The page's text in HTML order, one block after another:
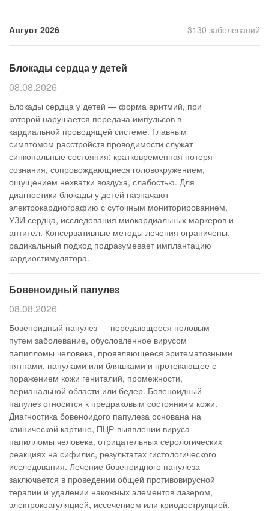
Август 2026 3130 заболеваний
Блокады сердца у детей
08.08.2026
Блокады сердца у детей — форма аритмий, при
которой нарушается передача импульсов в
кардиальной проводящей системе. Главным
симптомом расстройств проводимости служат
синкопальные состояния: кратковременная потеря
сознания, сопровождающиеся головокружением,
ощущением нехватки воздуха, слабостью. Для
диагностики блокады у детей назначают
электрокардиографию с суточным мониторированием,
УЗИ сердца, исследования миокардиальных маркеров и
антител. Консервативные методы лечения ограничены,
радикальный подход подразумевает имплантацию
кардиостимулятора.
Бовеноидный папулез
08.08.2026
Бовеноидный папулез — передающееся половым
путем заболевание, обусловленное вирусом
папилломы человека, проявляющееся эритематозными
пятнами, папулами или бляшками и протекающее с
поражением кожи гениталий, промежности,
перианальной области или бедер. Бовеноидный
папулез относится к предраковым состояниям кожи.
Диагностика бовеноидого папулеза основана на
клинической картине, ПЦР-выявлении вируса
папилломы человека, отрицательных серологических
реакциях на сифилис, результатах гистологического
исследования. Лечение бовеноидного папулеза
заключается в проведении общей противовирусной
терапии и удалении накожных элементов лазером,
электрокоагуляцией, иссечением или криодеструкцией.